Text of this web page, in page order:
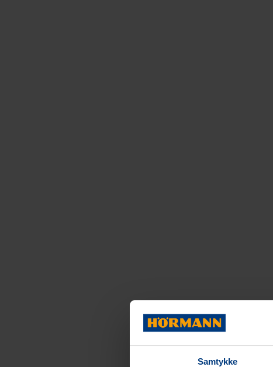
Samtykke